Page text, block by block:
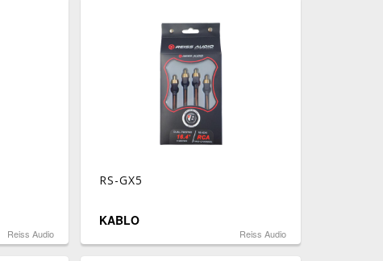
Reiss Audio
RS-GX5
KABLO
Reiss Audio